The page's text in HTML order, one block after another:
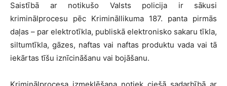
Saistībā ar notikušo Valsts policija ir sākusi
kriminālprocesu pēc Krimināllikuma 187. panta pirmās
daļas – par elektrotīkla, publiskā elektronisko sakaru tīkla,
siltumtīkla, gāzes, naftas vai naftas produktu vada vai tā
iekārtas tīšu iznīcināšanu vai bojāšanu.